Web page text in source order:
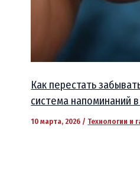
Как перестать
система напоминаний
10 марта, 2026 / Технологии и